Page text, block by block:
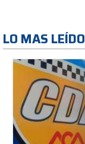
LO MAS LEÍDO